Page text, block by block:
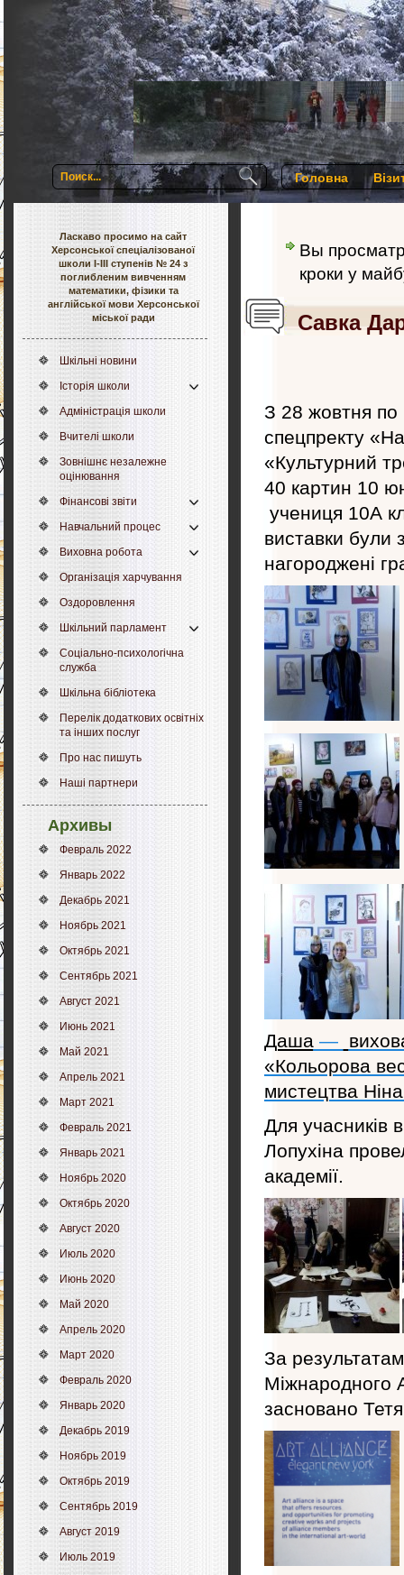
Головна
Ласкаво просимо на сайт
Херсонської спеціалізованої
школи І-ІІІ ступенів № 24 з
поглибленим вивченням
математики, фізики та
англійської мови Херсонської
міської ради
Шкільні новини
Історія школи
Адміністрація школи
Вчителі школи
Зовнішнє незалежне
оцінювання
Фінансові звіти
Навчальний процес
Виховна робота
Організація харчування
Оздоровлення
Шкільний парламент
Соціально-психологічна
служба
Шкільна бібліотека
Перелік додаткових освітніх
та інших послуг
Про нас пишуть
Наші партнери
Архивы
Февраль 2022
Январь 2022
Декабрь 2021
Ноябрь 2021
Октябрь 2021
Сентябрь 2021
Август 2021
Июнь 2021
Май 2021
Апрель 2021
Март 2021
Февраль 2021
Январь 2021
Ноябрь 2020
Октябрь 2020
Август 2020
Июль 2020
Июнь 2020
Май 2020
Апрель 2020
Март 2020
Февраль 2020
Январь 2020
Декабрь 2019
Ноябрь 2019
Октябрь 2019
Сентябрь 2019
Август 2019
Июль 2019
Вы
кроки у
Савка
З 28 жовтня по
спецпректу
«Культурний
40 картин 10
учениця 10А
виставки були
нагороджені
Даша—
«Кольорова
мистецтва
Для учасників
Лопухіна
академії.
За
Міжнародного
засновано